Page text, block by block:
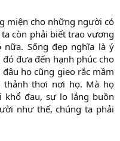
miện cho những người có
còn phải biết trao vương
Sống đẹp nghĩa là ý
đưa đến hạnh phúc cho
họ cũng gieo rắc mầm
thơi nơi họ. Mà họ
khổ đau, sự lo lắng buồn
như thế, chúng ta phải